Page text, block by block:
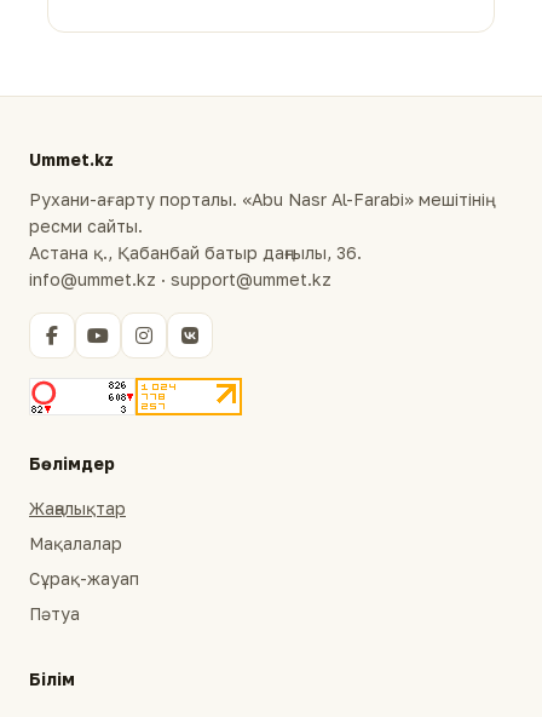
Ummet.kz
Рухани-ағарту порталы. «Abu Nasr Al-Farabi» мешітінің
ресми сайты.
Астана қ., Қабанбай батыр даңғылы, 36.
info@ummet.kz · support@ummet.kz
Бөлімдер
Жаңалықтар
Мақалалар
Сұрақ-жауап
Пәтуа
Білім